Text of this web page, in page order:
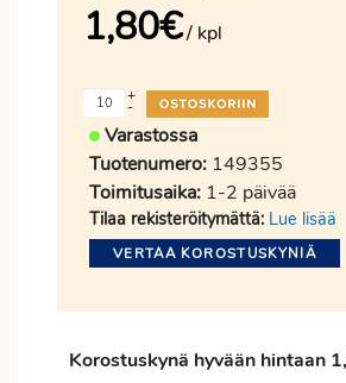
1,80€/ kpl
-
+
Varastossa
Tuotenumero: 149355
Toimitusaika: 1-2 päivää
Tilaa rekisteröitymättä: Lue lisää
VERTAA KOROSTUSKYNIÄ
Korostuskynä hyvään hintaan